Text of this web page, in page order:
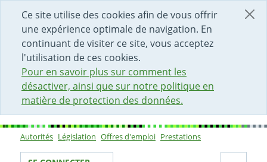
Ce site utilise des cookies afin de vous offrir
une expérience optimale de navigation. En
continuant de visiter ce site, vous acceptez
l'utilisation de ces cookies.
Pour en savoir plus sur comment les
désactiver, ainsi que sur notre politique en
matière de protection des données.
DÉBUT DU CONTENU DE LA PAGE
ACCÈS AU CHAMP DE RECHERCHE
PAGE D'ACCUEIL
FORMULAIRE DE CONTACT
Sous-navigation
Autorités Législation Offres d'emploi Prestations